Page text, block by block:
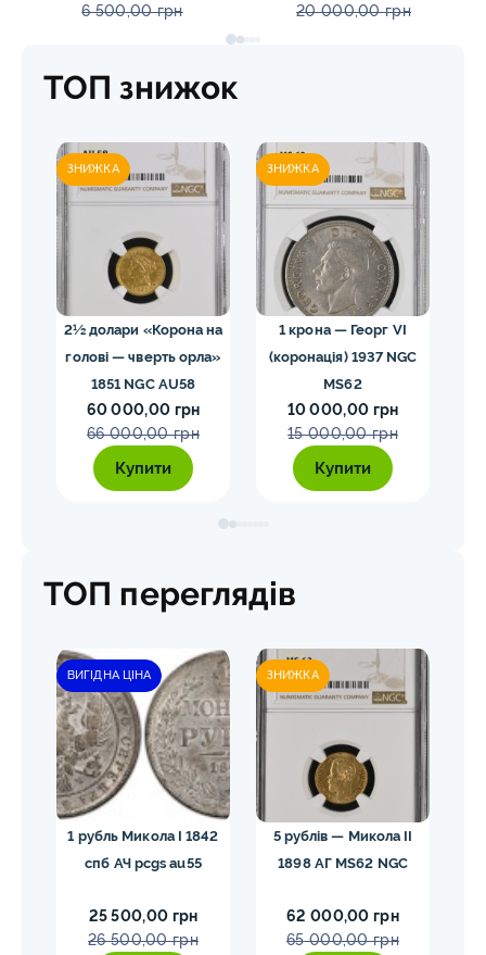
6 500,00 грн
20 000,00 грн
ТОП знижок
ЗНИЖКА
2½ долари «Корона на
голові — чверть орла»
1851 NGC AU58
60 000,00 грн
66 000,00 грн
Купити
ЗНИЖКА
1 крона — Георг VI
(коронація) 1937 NGC
MS62
10 000,00 грн
15 000,00 грн
Купити
ТОП переглядів
ВИГІДНА ЦІНА
1 рубль Микола I 1842
спб АЧ pcgs au55
25 500,00 грн
26 500,00 грн
ЗНИЖКА
5 рублів — Микола II
1898 АГ MS62 NGC
62 000,00 грн
65 000,00 грн